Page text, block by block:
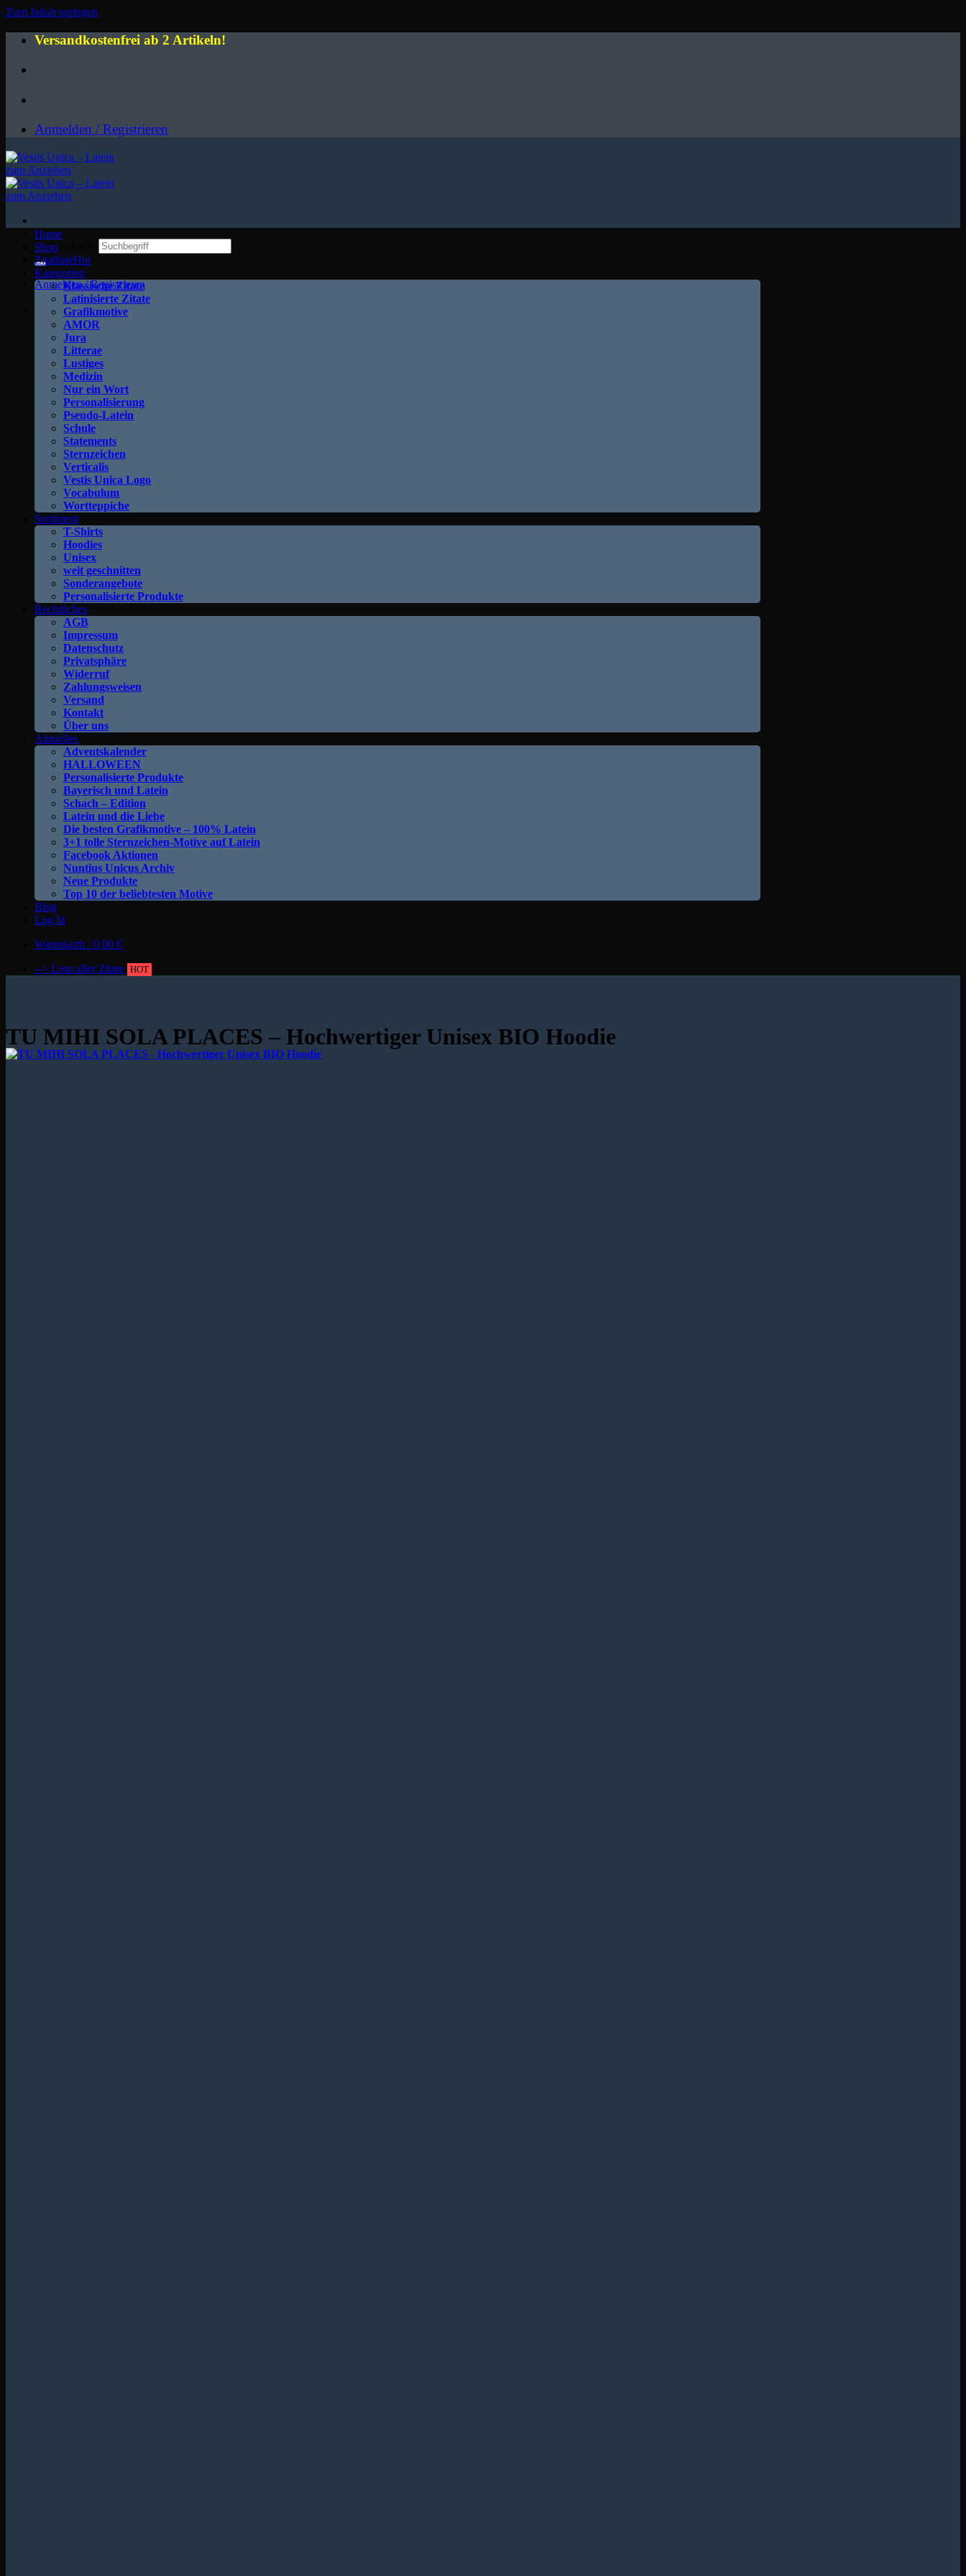
Zum Inhalt springen
Versandkostenfrei ab 2 Artikeln!
Anmelden / Registrieren
Suchen nach:
Anmelden / Registrieren
Home
Shop
Zitatliste
Kategorien
Klassische Zitate
Latinisierte Zitate
Grafikmotive
AMOR
Jura
Litterae
Lustiges
Medizin
Nur ein Wort
Personalisierung
Pseudo-Latein
Schule
Statements
Sternzeichen
Verticalis
Vestis Unica Logo
Vocabulum
Wortteppiche
Sortiment
T-Shirts
Hoodies
Unisex
weit geschnitten
Sonderangebote
Personalisierte Produkte
Rechtliches
AGB
Impressum
Datenschutz
Privatsphäre
Widerruf
Zahlungsweisen
Versand
Kontakt
Über uns
Aktuelles
Adventskalender
HALLOWEEN
Personalisierte Produkte
Bayerisch und Latein
Schach – Edition
Latein und die Liebe
Die besten Grafikmotive – 100% Latein
3+1 tolle Sternzeichen-Motive auf Latein
Facebook Aktionen
Nuntius Unicus Archiv
Neue Produkte
Top 10 der beliebtesten Motive
Blog
Log In
Warenkorb /0,00 €
--> Liste aller Zitate HOT
TU MIHI SOLA PLACES – Hochwertiger Unisex BIO Hoodie